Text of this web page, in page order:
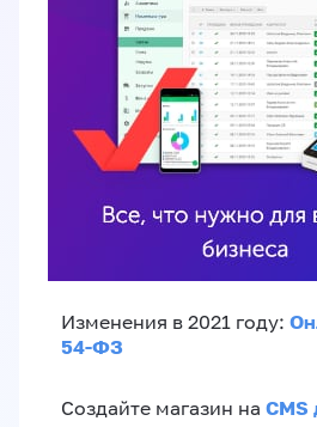
Изменения в 2021 году:
54-ФЗ
Создайте магазин на CMS